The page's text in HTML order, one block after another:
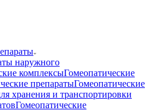
наружного
комплексыГомеопатические
препаратыГомеопатические
хранения и транспортировки
Гомеопатические